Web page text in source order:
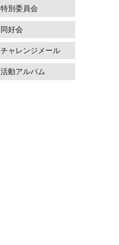
特別委員会
同好会
チャレンジメール
活動アルバム